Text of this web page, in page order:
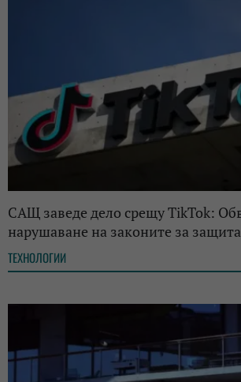
САЩ заведе дело срещу TikTok:
нарушаване на законите за
ТЕХНОЛОГИИ